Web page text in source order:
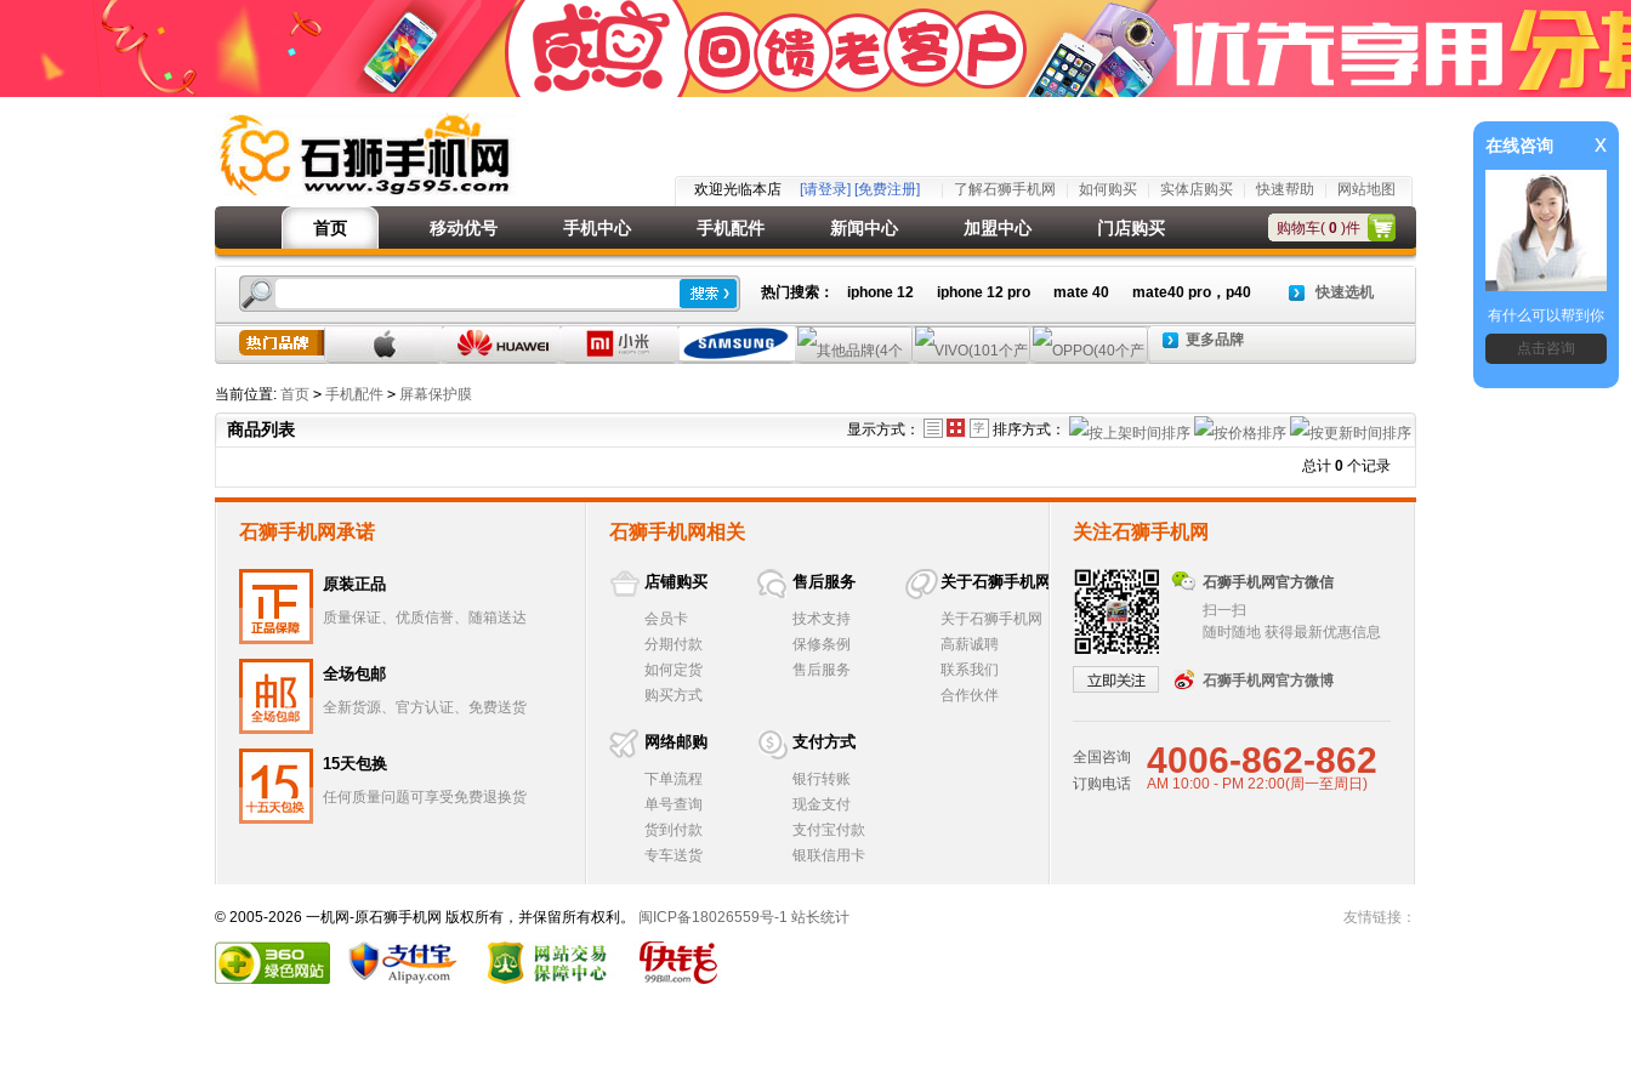
欢迎光临本店 [请登录] [免费注册] 了解石狮手机网 如何购买 实体店购买 快速帮助 网站地图
首页 移动优号 手机中心 手机配件 新闻中心 加盟中心 门店购买 购物车( 0 )件
热门搜索： iphone 12 iphone 12 pro mate 40 mate40 pro，p40 快速选机
更多品牌
当前位置: 首页 > 手机配件 > 屏幕保护膜
显示方式： 排序方式：
商品列表
总计 0 个记录
石狮手机网承诺
原装正品
质量保证、优质信誉、随箱送达
全场包邮
全新货源、官方认证、免费送货
15天包换
任何质量问题可享受免费退换货
石狮手机网相关
店铺购买
会员卡
分期付款
如何定货
购买方式
售后服务
技术支持
保修条例
售后服务
关于石狮手机网
关于石狮手机网
高薪诚聘
联系我们
合作伙伴
网络邮购
下单流程
单号查询
货到付款
专车送货
支付方式
银行转账
现金支付
支付宝付款
银联信用卡
关注石狮手机网
石狮手机网官方微信
扫一扫
随时随地 获得最新优惠信息
石狮手机网官方微博
全国咨询
订购电话
4006-862-862
AM 10:00 - PM 22:00(周一至周日)
© 2005-2026 一机网-原石狮手机网 版权所有，并保留所有权利。 闽ICP备18026559号-1 站长统计 友情链接：
在线咨询 x
有什么可以帮到你
点击咨询